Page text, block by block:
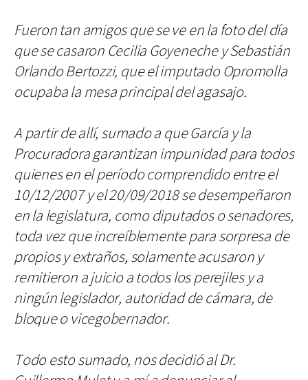
Fueron tan amigos que se ve en la foto del día
que se casaron Cecilia Goyeneche y Sebastián
Orlando Bertozzi, que el imputado Opromolla
ocupaba la mesa principal del agasajo.
A partir de allí, sumado a que García y la
Procuradora garantizan impunidad para todos
quienes en el período comprendido entre el
10/12/2007 y el 20/09/2018 se desempeñaron
en la legislatura, como diputados o senadores,
toda vez que increíblemente para sorpresa de
propios y extraños, solamente acusaron y
remitieron a juicio a todos los perejiles y a
ningún legislador, autoridad de cámara, de
bloque o vicegobernador.
Todo esto sumado, nos decidió al Dr.